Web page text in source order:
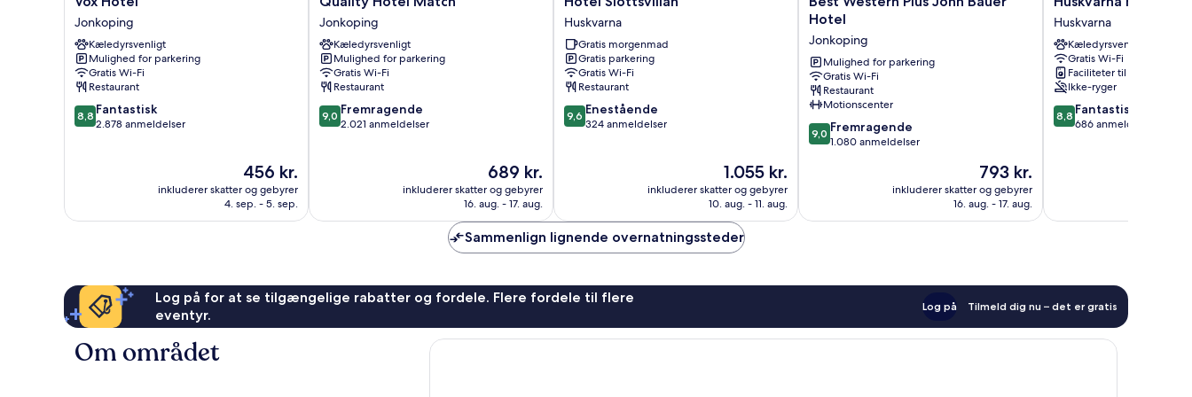
Hotel
Jonkoping
Jonkoping
Kæledyrsvenligt
Mulighed for parkering
Gratis Wi-Fi
Restaurant
8.8
ud
8,8 Fantastisk
2.878 anmeldelser
Prisen
er
456 kr.
456 kr.
inkluderer skatter og gebyrer
4. sep. - 5. sep.
Hotel
Match
Jonkoping
Jonkoping
Kæledyrsvenligt
Mulighed for parkering
Gratis Wi-Fi
Restaurant
9.0
ud
9,0 Fremragende
2.021 anmeldelser
Prisen
er
689 kr.
689 kr.
inkluderer skatter og gebyrer
16. aug. - 17. aug.
Slottsvillan
Huskvarna
Huskvarna
Gratis morgenmad
Gratis parkering
Gratis Wi-Fi
Restaurant
9.6
ud
9,6 Enestående
324 anmeldelser
Prisen
er
1.055 kr.
1.055 kr.
inkluderer skatter og gebyrer
10. aug. - 11. aug.
Western
John
Bauer
Hotel
Jonkoping
Hotel
Jonkoping
Mulighed for parkering
Gratis Wi-Fi
Restaurant
Motionscenter
9.0
ud
anmeldelser
9,0 Fremragende
1.080 anmeldelser
Prisen
er
793 kr.
793 kr.
inkluderer skatter og gebyrer
16. aug. - 17. aug.
Hotell
&
Vandrarhem
Huskvarna
Huskvarna
Kæledyrsvenligt
Gratis Wi-Fi
Faciliteter til tøjvask
Ikke-ryger
8.8
ud
8,8 Fantastisk
686 anmeldelser
Sammenlign lignende overnatningssteder
Log på for at se tilgængelige rabatter og fordele. Flere fordele til flere
eventyr.
Log på Tilmeld dig nu – det er gratis
Om området